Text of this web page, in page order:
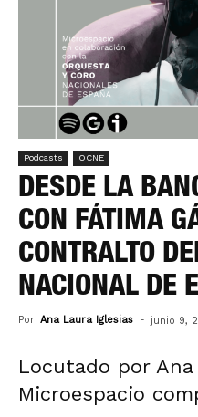
Podcasts OCNE
DESDE LA
CON FÁTIMA
CONTRALTO
NACIONAL DE
Por Ana Laura Iglesias - junio 9,
Locutado por
Microespacio